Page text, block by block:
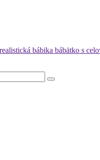
bábika bábätko s